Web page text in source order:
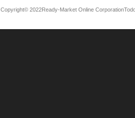
Copyright© 2022Ready-Market Online